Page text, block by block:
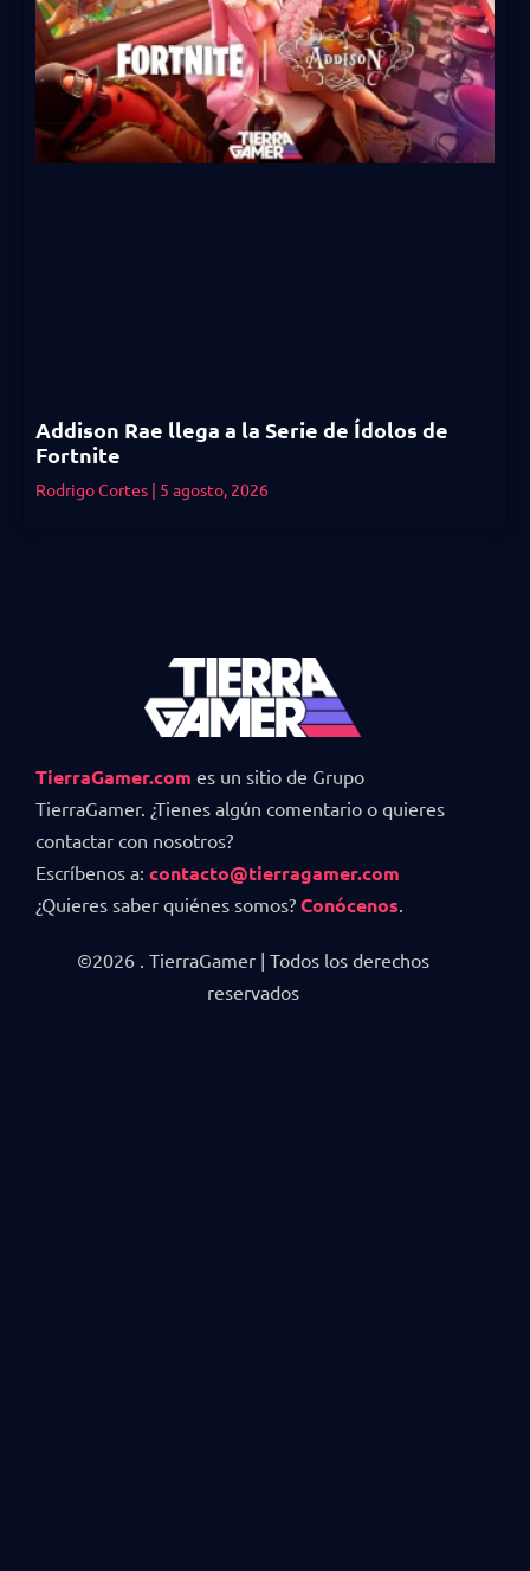
Addison Rae llega a la Serie de Ídolos de
Fortnite
Rodrigo Cortes 5 agosto, 2026
TierraGamer.com es un sitio de Grupo
TierraGamer. ¿Tienes algún comentario o quieres
contactar con nosotros?
Escríbenos a: contacto@tierragamer.com
¿Quieres saber quiénes somos? Conócenos
©2026 . TierraGamer | Todos los derechos
reservados